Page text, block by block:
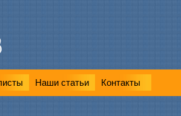
Наши статьи Контакты